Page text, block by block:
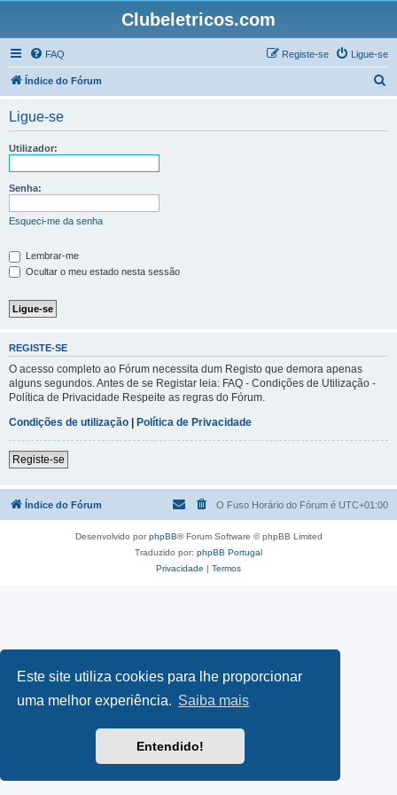
Este site utiliza cookies para lhe proporcionar
uma melhor experiência. Saiba mais
Entendido!
Clubeletricos.com
FAQ Ligue-se
Registe-se
Índice do Fórum
Ligue-se
Utilizador:
Senha:
Esqueci-me da senha
Lembrar-me
Ocultar o meu estado nesta sessão
REGISTE-SE
O acesso completo ao Fórum necessita dum Registo que demora apenas
alguns segundos. Antes de se Registar leia: FAQ - Condições de Utilização -
Política de Privacidade Respeite as regras do Fórum.
Condições de utilização | Política de Privacidade
Registe-se
Índice do Fórum O Fuso Horário do Fórum é UTC+01:00
Desenvolvido porphpBB® Forum Software © phpBB Limited
Traduzido por: phpBB Portugal
Privacidade | Termos